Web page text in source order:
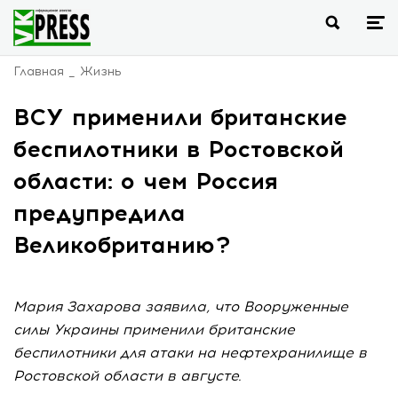
Главная Жизнь
ВСУ применили британские
беспилотники в Ростовской
области: о чем Россия
предупредила
Великобританию?
Мария Захарова заявила, что Вооруженные
силы Украины применили британские
беспилотники для атаки на нефтехранилище в
Ростовской области в августе.